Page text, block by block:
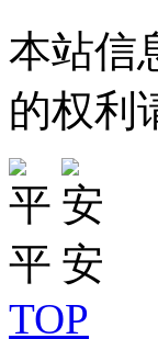
本站信
的权利
TOP